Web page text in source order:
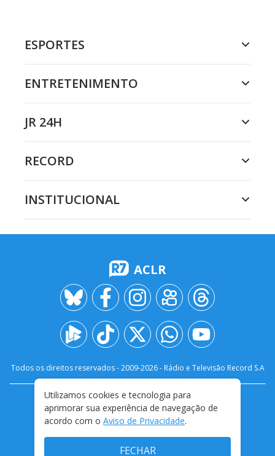
ESPORTES
ENTRETENIMENTO
JR 24H
RECORD
INSTITUCIONAL
ACLR
Todos os direitos reservados - 2009-2026- Rádio e Televisão Record S.A
FALE CONOSCO
PRIVACIDADE
TERMOS E CONDIÇÕES DE USO
Utilizamos cookies e tecnologia para
aprimorar sua experiência de navegação de
acordo com o Aviso de Privacidade.
FECHAR